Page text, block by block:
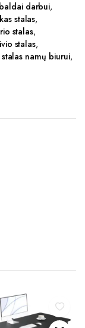
baldai darbui,
stalas,
stalas,
stalas,
stalas namų biurui,